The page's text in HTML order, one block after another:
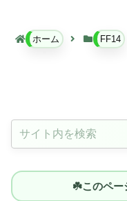
ホーム FF14
☘️このペー